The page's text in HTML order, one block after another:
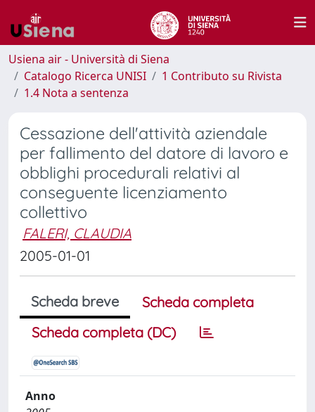
Usiena air - Università di Siena
Catalogo Ricerca UNISI
1 Contributo su Rivista
1.4 Nota a sentenza
Cessazione dell'attività aziendale
per fallimento del datore di lavoro e
obblighi procedurali relativi al
conseguente licenziamento
collettivo
FALERI, CLAUDIA
2005-01-01
Scheda breve
Scheda completa
Scheda completa (DC)
Anno